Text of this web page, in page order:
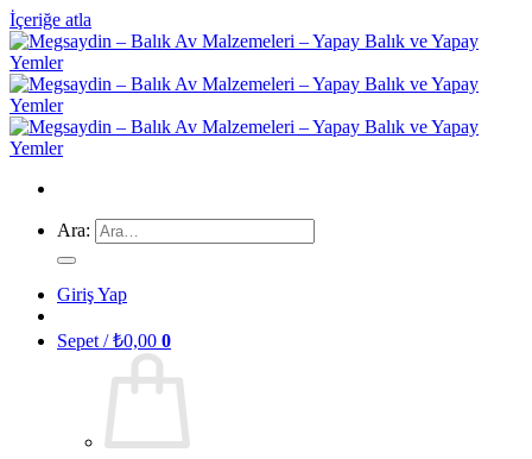
İçeriğe atla
Ara:
Giriş Yap
Sepet /₺0,00 0